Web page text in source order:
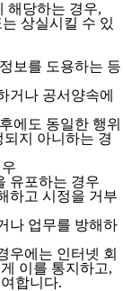
해당하는 경우,
상실시킬 수 있
보를 도용하는 등
거나 공서양속에
에도 동일한 행위
지 아니하는 경
유포하는 경우
하고 시정을 거부
나 업무를 방해하
우에는 인터넷 회
이를 통지하고,
합니다.